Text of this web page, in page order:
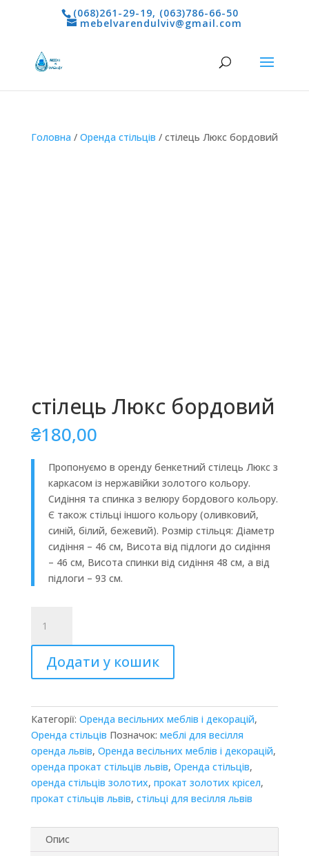
(068)261-29-19, (063)786-66-50
mebelvarendulviv@gmail.com
Головна / Оренда стільців / стілець Люкс бордовий
стілець Люкс бордовий
₴180,00
Пропонуємо в оренду бенкетний стілець Люкс з
каркасом із нержавійки золотого кольору.
Сидіння та спинка з велюру бордового кольору.
Є також стільці іншого кольору (оливковий,
синій, білий, бежевий). Розмір стільця: Діаметр
сидіння – 46 см, Висота від підлоги до сидіння
– 46 см, Висота спинки від сидіння 48 см, а від
підлоги – 93 см.
Люкс
бордовий
кількість
Додати у кошик
Категорії: Оренда весільних меблів і декорацій,
Оренда стільців Позначок: меблі для весілля
оренда львів, Оренда весільних меблів і декорацій,
оренда прокат стільців львів, Оренда стільців,
оренда стільців золотих, прокат золотих крісел,
прокат стільців львів, стільці для весілля львів
Опис